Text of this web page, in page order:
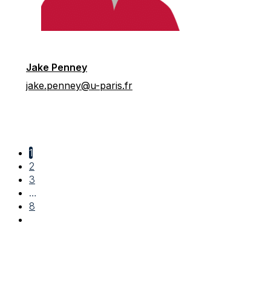
Jake Penney
jake.penney@u-paris.fr
1
2
3
…
8